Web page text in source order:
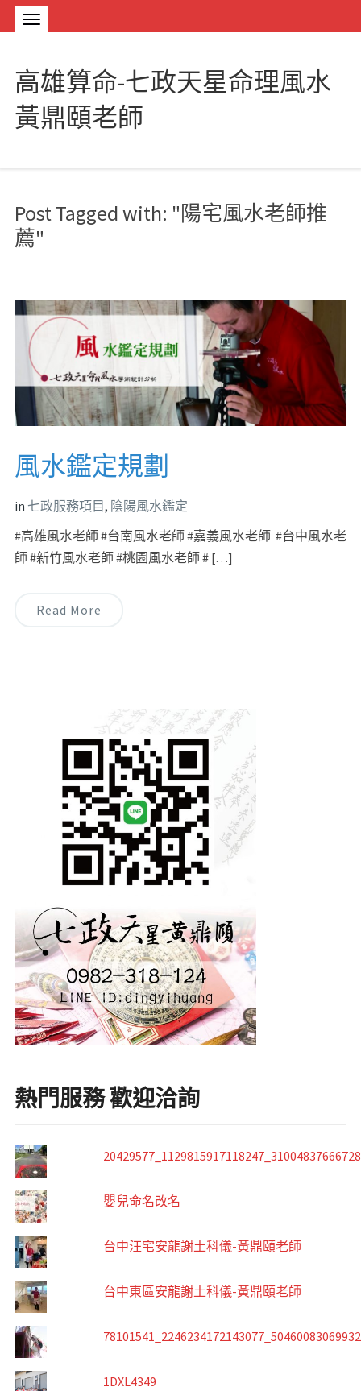
高雄算命-七政天星命理風水
黃鼎頤老師
Post Tagged with: "陽宅風水老師推
薦"
風水鑑定規劃
in 七政服務項目 , 陰陽風水鑑定
#高雄風水老師 #台南風水老師 #嘉義風水老師 #台中風水老
師 #新竹風水老師 #桃園風水老師 # […]
Read More
熱門服務 歡迎洽詢
嬰兒命名改名
台中汪宅安龍謝土科儀-黃鼎頤老師
台中東區安龍謝土科儀-黃鼎頤老師
1DXL4349